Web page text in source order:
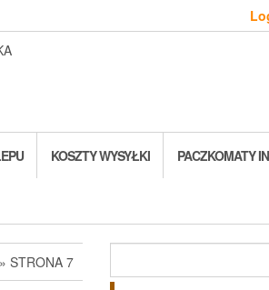
KOSZTY WYSYŁKI PACZKOMATY
» STRONA 7